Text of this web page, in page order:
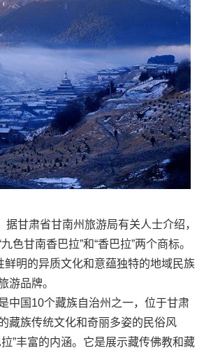
甘肃省甘南州旅游局有关人士介绍，
色甘南香巴拉”和“香巴拉”两个商标。
鲜明的异质文化和意蕴独特的地域民族
游品牌。
国10个藏族自治州之一，位于甘肃
藏族传统文化和奇丽多姿的民俗风
”丰富的内涵。它是展示藏传佛教和藏